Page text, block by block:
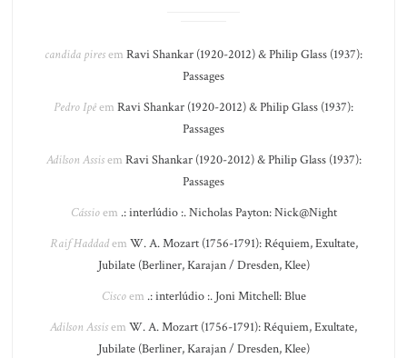
candida piresem Ravi Shankar (1920-2012) & Philip Glass (1937):
Passages
Pedro Ipêem Ravi Shankar (1920-2012) & Philip Glass (1937):
Passages
Adilson Assisem Ravi Shankar (1920-2012) & Philip Glass (1937):
Passages
Cássioem .: interlúdio :. Nicholas Payton: Nick@Night
Raif Haddadem W. A. Mozart (1756-1791): Réquiem, Exultate,
Jubilate (Berliner, Karajan / Dresden, Klee)
Ciscoem .: interlúdio :. Joni Mitchell: Blue
Adilson Assisem W. A. Mozart (1756-1791): Réquiem, Exultate,
Jubilate (Berliner, Karajan / Dresden, Klee)